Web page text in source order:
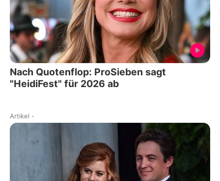
Nach Quotenflop: ProSieben sagt
"HeidiFest" für 2026 ab
Artikel -